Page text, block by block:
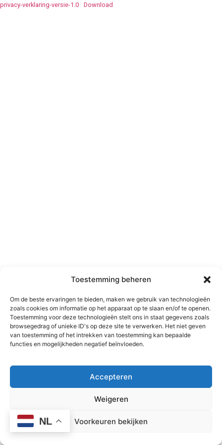
Toestemming beheren
Om de beste ervaringen te bieden, maken we gebruik van technologieën
zoals cookies om informatie op het apparaat op te slaan en/of te openen.
Toestemming voor deze technologieën stelt ons in staat gegevens zoals
browsegedrag of unieke ID's op deze site te verwerken. Het niet geven
van toestemming of het intrekken van toestemming kan bepaalde
functies en mogelijkheden negatief beïnvloeden.
Accepteren
Weigeren
Voorkeuren bekijken
privacy-verklaring-versie-1.0 Download
NL